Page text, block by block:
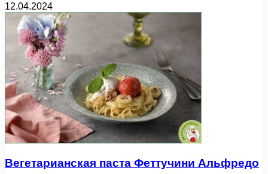
12.04.2024
Вегетарианская паста Феттучини Альфредо